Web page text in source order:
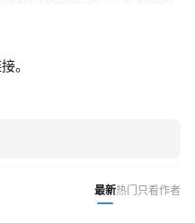
。
最新热门 只看作者